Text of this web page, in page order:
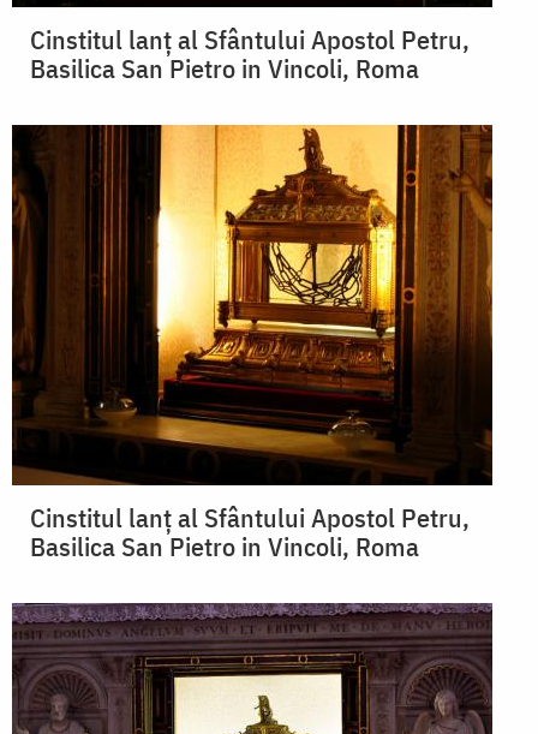
Cinstitul lanț al Sfântului Apostol Petru,
Basilica San Pietro in Vincoli, Roma
Cinstitul lanț al Sfântului Apostol Petru,
Basilica San Pietro in Vincoli, Roma